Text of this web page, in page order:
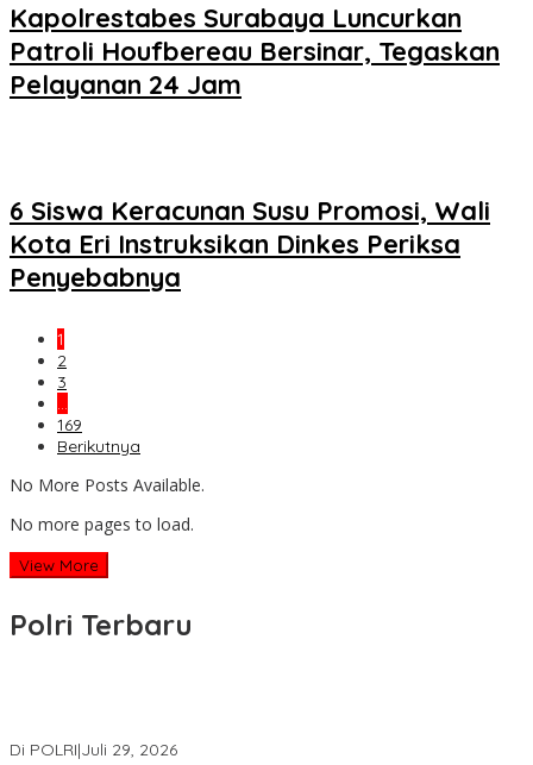
Kapolrestabes Surabaya Luncurkan
Patroli Houfbereau Bersinar, Tegaskan
Pelayanan 24 Jam
6 Siswa Keracunan Susu Promosi, Wali
Kota Eri Instruksikan Dinkes Periksa
Penyebabnya
1
2
3
…
169
Berikutnya
No More Posts Available.
No more pages to load.
View More
Polri Terbaru
Di POLRI|Juli 29, 2026